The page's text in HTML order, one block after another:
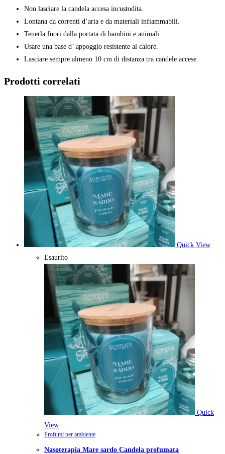
Non lasciare la candela accesa incustodita.
Lontana da correnti d’aria e da materiali infiammabili.
Tenerla fuori dalla portata di bambini e animali.
Usare una base d’ appoggio resistente al calore.
Lasciare sempre almeno 10 cm di distanza tra candele accese.
Prodotti correlati
Quick View
Esaurito
Quick
View
Profumi per ambiente
Nasoterapia Mare sardo Candela profumata